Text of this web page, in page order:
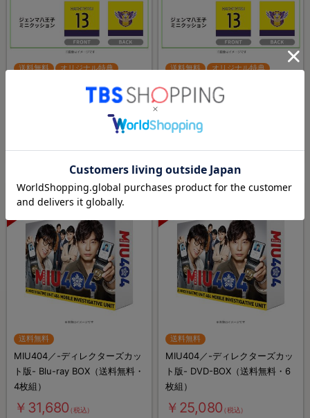
送料無料 オリジナル特典
日曜劇場「オールドルーキー」
／Blu-ray BOX（TBSオリジナル
特典付き・送料無料・4枚組）
送料無料 オリジナル特典
日曜劇場「オールドルーキー」
／DVD-BOX（TBSオリジナル特
￥22,990
送料無料
MIU404／-ディレクターズカッ
ト版- Blu-ray BOX（送料無料・
4枚組）
￥31,680（税込）
送料無料
MIU404／-ディレクターズカッ
ト版- DVD-BOX（送料無料・6
枚組）
￥25,080（税込）